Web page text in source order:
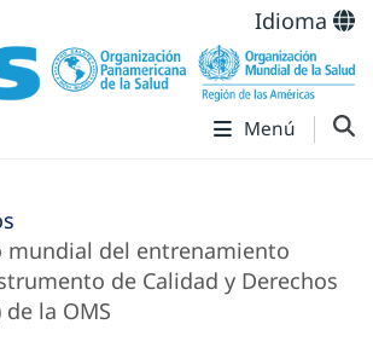
Idioma
Menú
mundial del entrenamiento
de Calidad y Derechos
la OMS